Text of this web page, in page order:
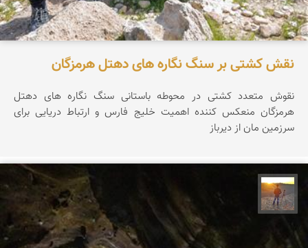
نقش کشتی بر سنگ نگاره های دهتل هرمزگان
نقوش متعدد کشتی در محوطه باستانی سنگ نگاره های دهتل
هرمزگان منعکس کننده اهمیت خلیج فارس و ارتباط دریایی برای
سرزمین مان از دیرباز